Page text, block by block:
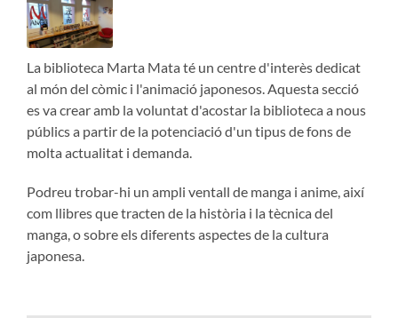
La biblioteca Marta Mata té un centre d'interès dedicat
al món del còmic i l'animació japonesos.Aquesta secció
es va crear amb la voluntat d'acostar la biblioteca a nous
públics a partir de la potenciació d'un tipus de fons de
molta actualitat i demanda.
Podreu trobar-hi un ampli ventall de manga i anime, així
com llibres que tracten de la història i la tècnica del
manga, o sobre els diferents aspectes de la cultura
japonesa.